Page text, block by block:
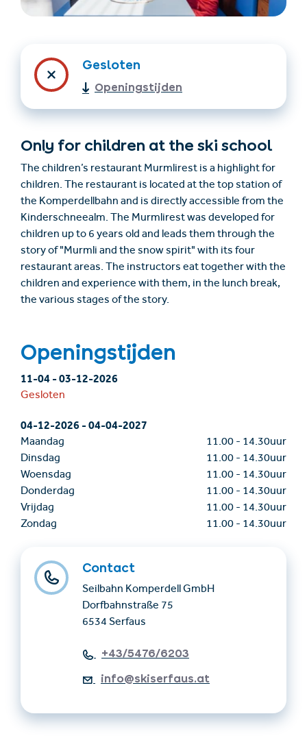
Accommodatie
vinden
Ticket- &
cadeaushop
Nederlands
+43/5476/6239
info@serfaus-fiss-ladis.at
Gesloten
Openingstijden
Only for children at the ski school
The children’s restaurant Murmlirest is a highlight for
children. The restaurant is located at the top station of
the Komperdellbahn and is directly accessible from the
Kinderschneealm. The Murmlirest was developed for
children up to 6 years old and leads them through the
story of "Murmli and the snow spirit" with its four
restaurant areas. The instructors eat together with the
children and experience with them, in the lunch break,
the various stages of the story.
Openingstijden
11-04-03-12-2026
Gesloten
04-12-2026-04-04-2027
Maandag 11.00 - 14.30uur
Dinsdag
11.00 - 14.30uur
Woensdag
11.00 - 14.30uur
Donderdag
11.00 - 14.30uur
Vrijdag
11.00 - 14.30uur
Zondag
11.00 - 14.30uur
Contact
Seilbahn Komperdell GmbH
Dorfbahnstraße 75
6534 Serfaus
+43/5476/6203
info@skiserfaus.at